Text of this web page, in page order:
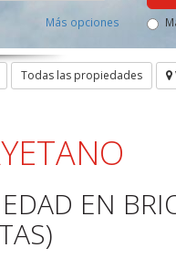
Más opciones
Todas las propiedades
EN